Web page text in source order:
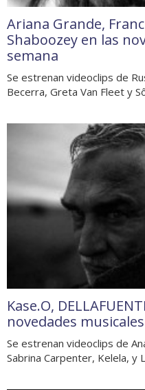
Ariana Grande,
Shaboozey en las
semana
Se estrenan videoclips de
Becerra, Greta Van Fleet y
Kase.O,
novedades
Se estrenan videoclips de
Sabrina Carpenter, Kelela,